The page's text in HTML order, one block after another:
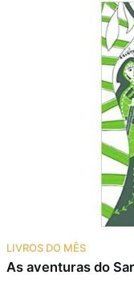
Cursos On line
Taba na Escola
LIVROS DO MÊS
As aventuras do